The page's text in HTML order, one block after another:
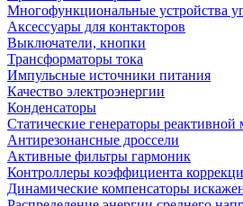
Многофункциональные устройства
Аксессуары для контакторов
Выключатели, кнопки
Трансформаторы тока
Импульсные источники питания
Качество электроэнергии
Конденсаторы
Статические генераторы
Антирезонансные дроссели
Активные фильтры гармоник
Контроллеры коэффициента
Динамические компенсаторы